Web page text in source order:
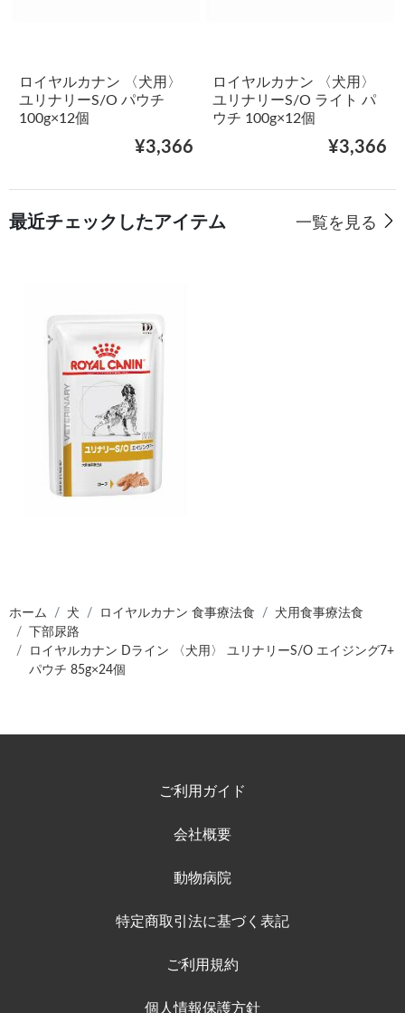
ロイヤルカナン 〈犬用〉
ユリナリーS/O パウチ
100g×12個
¥3,366
ロイヤルカナン 〈犬用〉
ユリナリーS/O ライト パ
ウチ 100g×12個
¥3,366
最近チェックしたアイテム 一覧を見る
ホーム 犬 ロイヤルカナン 食事療法食
犬用食事療法食
下部尿路
ロイヤルカナン Dライン 〈犬用〉 ユリナリーS/O エイジング7+
パウチ 85g×24個
ご利用ガイド
会社概要
動物病院
特定商取引法に基づく表記
ご利用規約
個人情報保護方針